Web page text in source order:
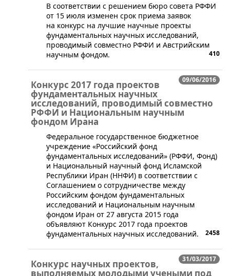
​​​В соответствии с решением бюро совета РФФИ
от 15 июля изменен срок приема заявок
на конкурс на лучшие научные проекты
фундаментальных научных исследований,
проводимый совместно РФФИ и Австрийским
научным фондом.
410
09/06/2016
Конкурс 2017 года проектов
фундаментальных научных
исследований, проводимый совместно
РФФИ и Национальным научным
фондом Ирана
​Федеральное государственное бюджетное
учреждение «Российский фонд
фундаментальных исследований» (РФФИ, Фонд)
и Национальный научный фонд Исламской
Республики Иран (ННФИ) в соответствии с
Соглашением о сотрудничестве между
Российским фондом фундаментальных
исследований и Национальным научным
фондом Иран от 27 августа 2015 года
объявляют Конкурс 2017 года проектов
фундаментальных научных исследований.
2458
31/03/2017
Конкурс научных проектов,
выполняемых молодыми учеными под